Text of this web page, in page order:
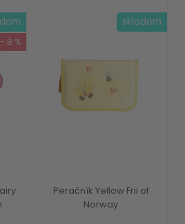
- 8 %
Peračník Yellow Frii of
Norway
skladom